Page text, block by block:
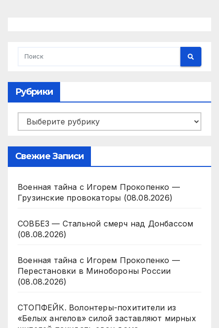
Рубрики
Рубрики
Свежие Записи
Военная тайна с Игорем Прокопенко —
Грузинские провокаторы (08.08.2026)
СОВБЕЗ — Стальной смерч над Донбассом
(08.08.2026)
Военная тайна с Игорем Прокопенко —
Перестановки в Минобороны России
(08.08.2026)
СТОПФЕЙК. Волонтеры-похитители из
«Белых ангелов» силой заставляют мирных